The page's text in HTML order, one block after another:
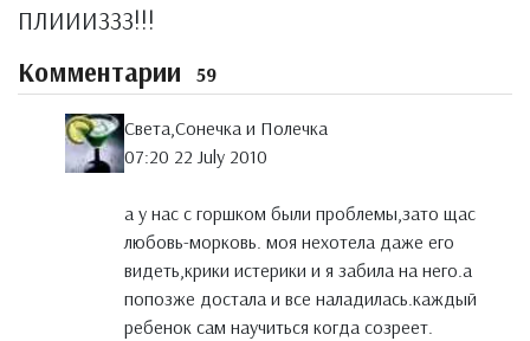
ПЛИИИЗЗЗ!!!
Комментарии 59
Света,Сонечка и Полечка
07:20 22 July 2010
а у нас с горшком были проблемы,зато щас
любовь-морковь. моя нехотела даже его
видеть,крики истерики и я забила на него.а
попозже достала и все наладилась.каждый
ребенок сам научиться когда созреет.